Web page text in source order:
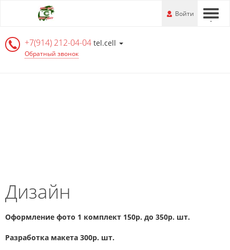
Перейти
информации
---
Войти
+7(914) 212-04-04tel.cell
Обратный звонок
Дизайн
Оформление фото 1 комплект 150р. до 350р. шт.
Разработка макета 300р. шт.